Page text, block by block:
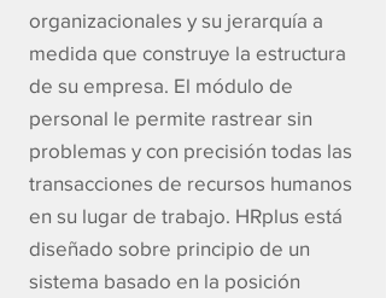
organizacionales y su jerarquía a
medida que construye la estructura
de su empresa. El módulo de
personal le permite rastrear sin
problemas y con precisión todas las
transacciones de recursos humanos
en su lugar de trabajo. HRplus está
diseñado sobre principio de un
sistema basado en la posición